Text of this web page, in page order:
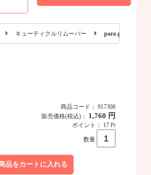
キューティクルリムーバー para gel キュー
商品コード： 917308
販売価格(税込)： 1,760 円
ポイント： 17 Pt
数量
品をカートに入れる